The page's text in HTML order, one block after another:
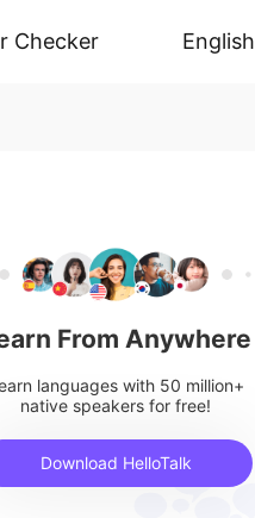
Checker English
From Anywhere
languages with 50 million+
native speakers for free!
Download HelloTalk